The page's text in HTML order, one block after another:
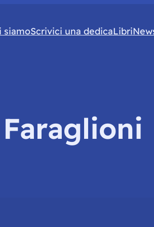
siamoScrivici una dedicaLibri
Faraglioni